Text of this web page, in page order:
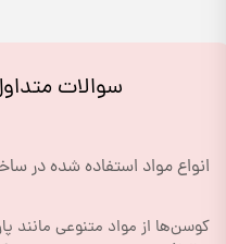
سوالات
انواع مواد استفاده شده